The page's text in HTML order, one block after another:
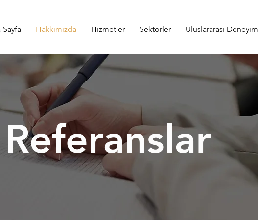
Sayfa Hakkımızda Hizmetler Sektörler Uluslararası Deneyim
Referanslar